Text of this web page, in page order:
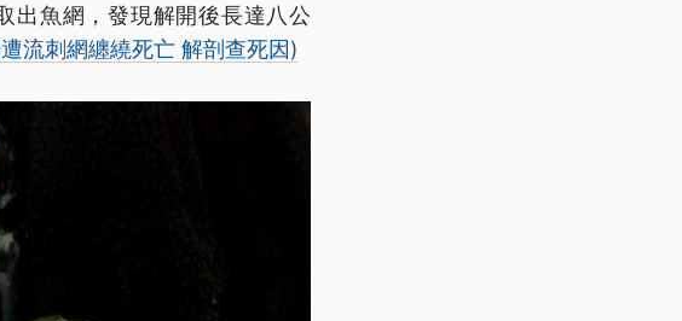
出魚網，發現解開後長達八公
流刺網纏繞死亡 解剖查死因)